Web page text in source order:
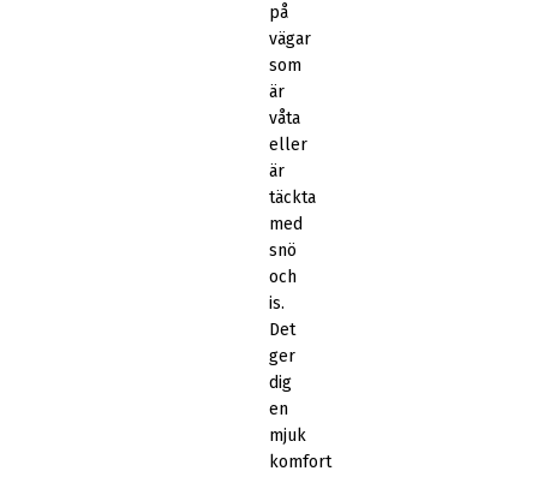
på
vägar
som
är
våta
eller
är
täckta
med
snö
och
is.
Det
ger
dig
en
mjuk
komfort